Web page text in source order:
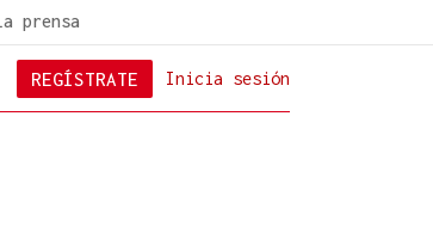
prensa
Inicia sesión
REGÍSTRATE